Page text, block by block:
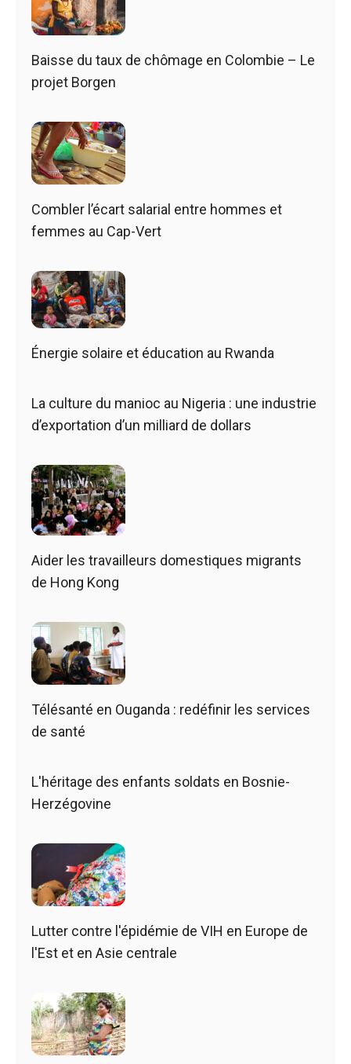
Baisse du taux de chômage en Colombie – Le
projet Borgen
Combler l’écart salarial entre hommes et
femmes au Cap-Vert
Énergie solaire et éducation au Rwanda
La culture du manioc au Nigeria : une industrie
d’exportation d’un milliard de dollars
Aider les travailleurs domestiques migrants
de Hong Kong
Télésanté en Ouganda : redéfinir les services
de santé
L'héritage des enfants soldats en Bosnie-
Herzégovine
Lutter contre l'épidémie de VIH en Europe de
l'Est et en Asie centrale